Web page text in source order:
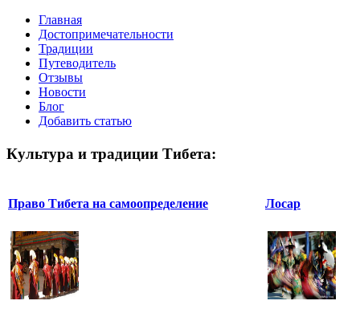
Главная
Достопримечательности
Традиции
Путеводитель
Отзывы
Новости
Блог
Добавить статью
Культура и традиции Тибета:
Право Тибета на самоопределение Лосар